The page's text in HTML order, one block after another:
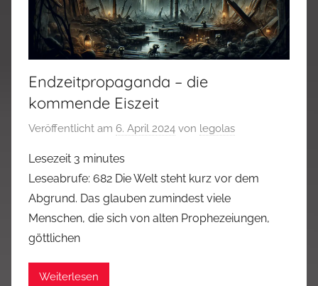
Endzeitpropaganda – die
kommende Eiszeit
Veröffentlicht am 6. April 2024 von legolas
Lesezeit 3 minutes
Leseabrufe: 682 Die Welt steht kurz vor dem
Abgrund. Das glauben zumindest viele
Menschen, die sich von alten Prophezeiungen,
göttlichen
Weiterlesen